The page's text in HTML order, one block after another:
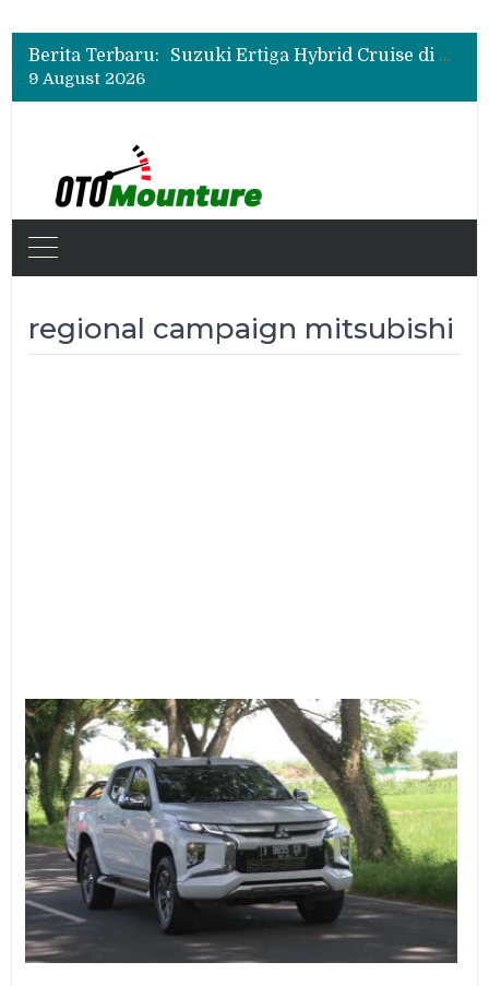
Berita Terbaru:
Mitsubishi Fuso eCanter Melaju di Bisnis Logistik, Fastana Jadi Pengguna Baru
Suzuki Ertiga Hybrid Cruise di GIIAS 2026, MPV 7 Penumpang yang Tawarkan Efisiensi dan Kemewahan
Mitsubishi Fuso eCanter Melaju di Bisnis Logistik, Fastana Jadi Pengguna Baru
9 August 2026
regional campaign mitsubishi